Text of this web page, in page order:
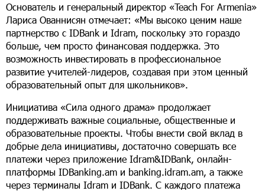
Основатель и генеральный директор «Teach For Armenia»
Лариса Ованнисян отмечает: «Мы высоко ценим наше
партнерство с IDBank и Idram, поскольку это гораздо
больше, чем просто финансовая поддержка. Это
возможность инвестировать в профессиональное
развитие учителей-лидеров, создавая при этом ценный
образовательный опыт для школьников».
Инициатива «Сила одного драма» продолжает
поддерживать важные социальные, общественные и
образовательные проекты. Чтобы внести свой вклад в
добрые дела инициативы, достаточно совершать все
платежи через приложение Idram&IDBank, онлайн-
платформы IDBanking.am и banking.idram.am, а также
через терминалы Idram и IDBank. С каждого платежа